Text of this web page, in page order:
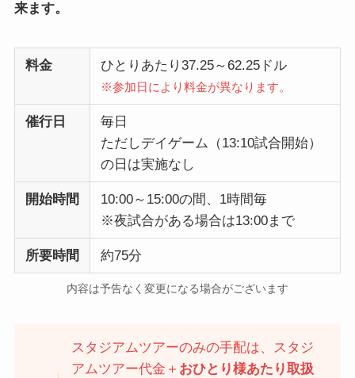
来ます。
料金 ひとりあたり37.25～62.25ドル
※参加日により料金が異なります。
催行日
毎日
ただしデイゲーム（13:10試合開始）
の日は実施なし
開始時間
10:00～15:00の間、1時間毎
※夜試合がある場合は13:00まで
所要時間 約75分
内容は予告なく変更になる場合がございます
スタジアムツアーのみの手配は、スタジ
アムツアー代金＋ おひとり様あたり取扱